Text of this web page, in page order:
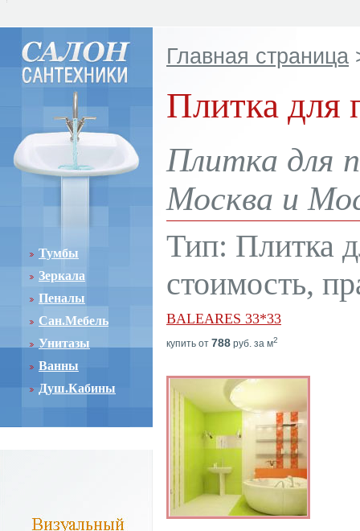
Тумбы
Зеркала
Пеналы
Сан.Мебель
Унитазы
Ванны
Душ.Кабины
Главная страница
Плитка для
Плитка для
Москва и
Тип: Плитка
стоимость,
BALEARES 33*33
купить от 788 руб. за м2